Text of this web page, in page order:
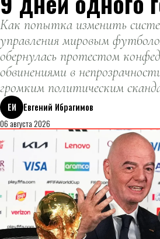
Как попытка изменить
управления мировым
обернулась протестом
обвинениями в
громким политическим
ЕИ
Евгений Ибрагимов
06 августа 2026